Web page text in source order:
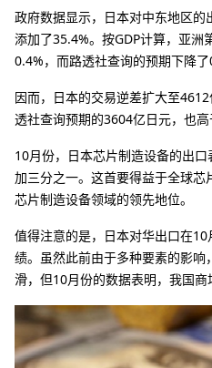
政府数据显示，日本对中东地区
添加了35.4%。按GDP计算，亚洲
0.4%，而路透社查询的预期下降了
因而，日本的交易逆差扩大至
透社查询预期的3604亿日元，也高
10月份，日本芯片制造设备的出
加三分之一。这首要得益于全球
芯片制造设备领域的领先地位。
值得注意的是，日本对华出口在
绩。虽然此前由于多种要素的影
滑，但10月份的数据表明，我国商